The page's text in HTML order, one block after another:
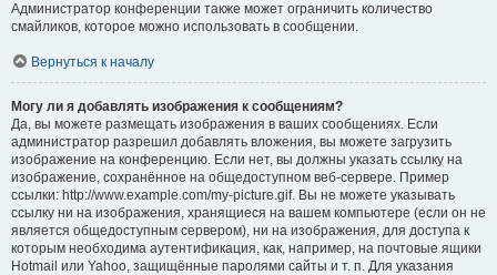
Администратор конференции также может ограничить количество
смайликов, которое можно использовать в сообщении.
Вернуться к началу
Могу ли я добавлять изображения к сообщениям?
Да, вы можете размещать изображения в ваших сообщениях. Если
администратор разрешил добавлять вложения, вы можете загрузить
изображение на конференцию. Если нет, вы должны указать ссылку на
изображение, сохранённое на общедоступном веб-сервере. Пример
ссылки: http://www.example.com/my-picture.gif. Вы не можете указывать
ссылку ни на изображения, хранящиеся на вашем компьютере (если он не
является общедоступным сервером), ни на изображения, для доступа к
которым необходима аутентификация, как, например, на почтовые ящики
Hotmail или Yahoo, защищённые паролями сайты и т. п. Для указания